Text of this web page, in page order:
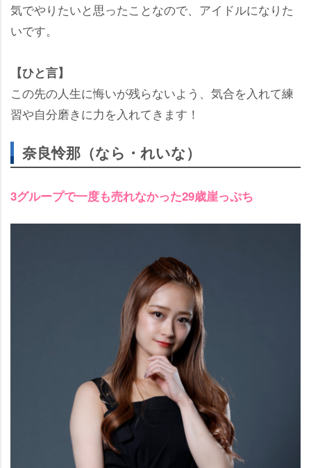
気でやりたいと思ったことなので、アイドルになりた
いです。
【ひと言】
この先の人生に悔いが残らないよう、気合を入れて練
習や自分磨きに力を入れてきます！
奈良怜那（なら・れいな）
3グループで一度も売れなかった29歳崖っぷち